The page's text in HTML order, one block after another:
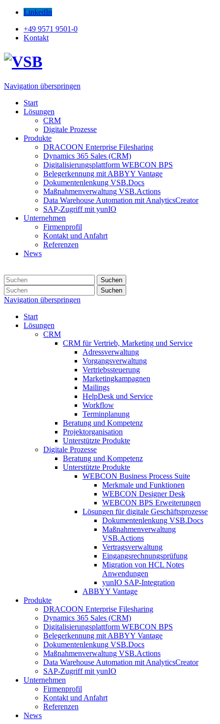
LinkedIn
+49 9571 9501-0
Kontakt
Navigation überspringen
Start
Lösungen
CRM
Digitale Prozesse
Produkte
DRACOON Enterprise Filesharing
Dynamics 365 Sales (CRM)
Digitalisierungsplattform WEBCON BPS
Belegerkennung mit ABBYY Vantage
Dokumentenlenkung VSB.Docs
Maßnahmenverwaltung VSB.Actions
Data Warehouse Automation mit AnalyticsCreator
SAP-Zugriff mit yunIO
Unternehmen
Firmenprofil
Kontakt und Anfahrt
Referenzen
News
Suchen
Suchen
Navigation überspringen
Start
Lösungen
CRM
CRM für Vertrieb, Marketing und Service
Adressverwaltung
Vorgangsverwaltung
Vertriebssteuerung
Marketingkampagnen
Mailings
HelpDesk und Service
Workflow
Terminplanung
Beratung und Kompetenz
Projektorganisation
Unterstützte Produkte
Digitale Prozesse
Beratung und Kompetenz
Unterstützte Produkte
WEBCON Business Process Suite
Merkmale und Funktionen
WEBCON Designer Desk
WEBCON BPS Erweiterungen
Lösungen für digitale Geschäftsprozesse
Dokumentenlenkung VSB.Docs
Maßnahmenverwaltung
VSB.Actions
Vertragsverwaltung
Eingangsrechnungs­prüfung
Migration von HCL Notes
Anwendungen
yunIO SAP-Integration
ABBYY Vantage
Produkte
DRACOON Enterprise Filesharing
Dynamics 365 Sales (CRM)
Digitalisierungsplattform WEBCON BPS
Belegerkennung mit ABBYY Vantage
Dokumentenlenkung VSB.Docs
Maßnahmenverwaltung VSB.Actions
Data Warehouse Automation mit AnalyticsCreator
SAP-Zugriff mit yunIO
Unternehmen
Firmenprofil
Kontakt und Anfahrt
Referenzen
News